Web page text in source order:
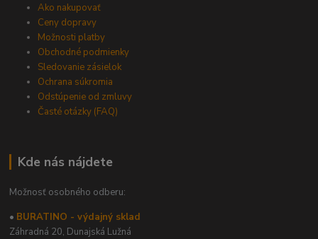
Ako nakupovať
Ceny dopravy
Možnosti platby
Obchodné podmienky
Sledovanie zásielok
Ochrana súkromia
Odstúpenie od zmluvy
Časté otázky (FAQ)
Kde nás nájdete
Možnosť osobného odberu:
• BURATINO - výdajný sklad
Záhradná 20, Dunajská Lužná